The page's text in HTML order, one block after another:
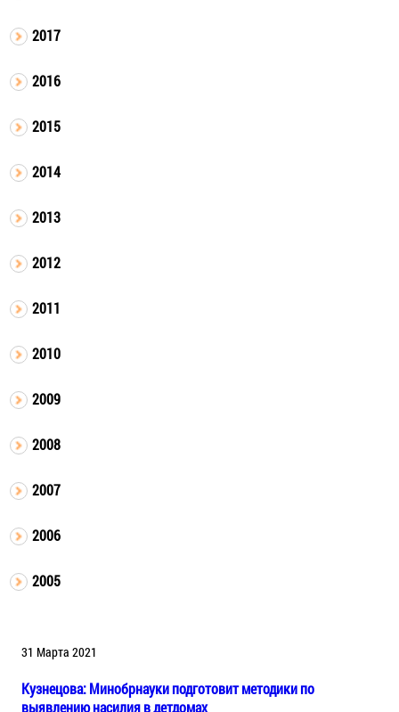
2017
2016
2015
2014
2013
2012
2011
2010
2009
2008
2007
2006
2005
31 Марта 2021
Кузнецова: Минобрнауки подготовит методики по
выявлению насилия в детдомах